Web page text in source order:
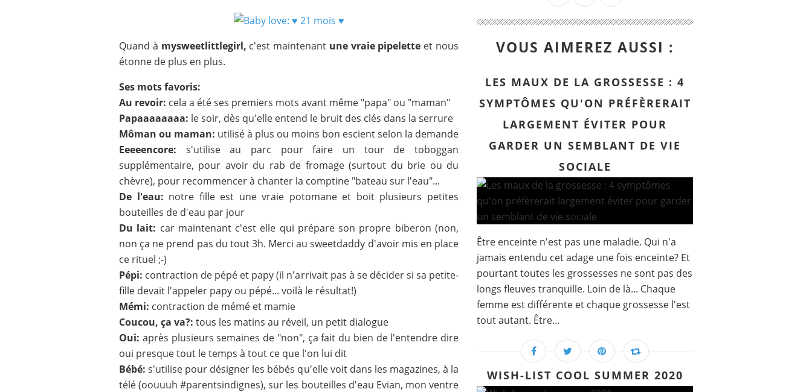
Quand à mysweetlittlegirl, c'est maintenant une vraie pipelette et nous
étonne de plus en plus.
Ses mots favoris:
Au revoir: cela a été ses premiers mots avant même "papa" ou "maman"
Papaaaaaaaa: le soir, dès qu'elle entend le bruit des clés dans la serrure
Môman ou maman: utilisé à plus ou moins bon escient selon la demande
Eeeeencore: s'utilise au parc pour faire un tour de toboggan
supplémentaire, pour avoir du rab de fromage (surtout du brie ou du
chèvre), pour recommencer à chanter la comptine "bateau sur l'eau"...
De l'eau: notre fille est une vraie potomane et boit plusieurs petites
bouteilles de d'eau par jour
Du lait: car maintenant c'est elle qui prépare son propre biberon (non,
non ça ne prend pas du tout 3h. Merci au sweetdaddy d'avoir mis en place
ce rituel ;-)
Pépi: contraction de pépé et papy (il n'arrivait pas à se décider si sa petite-
fille devait l'appeler papy ou pépé... voilà le résultat!)
Mémi: contraction de mémé et mamie
Coucou, ça va?: tous les matins au réveil, un petit dialogue
Oui: après plusieurs semaines de "non", ça fait du bien de l'entendre dire
oui presque tout le temps à tout ce que l'on lui dit
Bébé: s'utilise pour désigner les bébés qu'elle voit dans les magazines, à la
télé (oouuuh #parentsindignes), sur les bouteilles d'eau Evian, mon ventre
VOUS AIMEREZ AUSSI :
LES MAUX DE LA GROSSESSE : 4
SYMPTÔMES QU'ON PRÉFÈRERAIT
LARGEMENT ÉVITER POUR
GARDER UN SEMBLANT DE VIE
SOCIALE
Être enceinte n'est pas une maladie. Qui n'a
jamais entendu cet adage une fois enceinte? Et
pourtant toutes les grossesses ne sont pas des
longs fleuves tranquille. Loin de là... Chaque
femme est différente et chaque grossesse l'est
tout autant. Être...
WISH-LIST COOL SUMMER 2020